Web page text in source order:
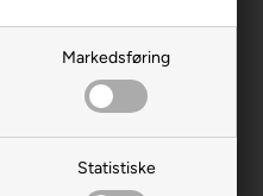
Markedsføring
Statistiske